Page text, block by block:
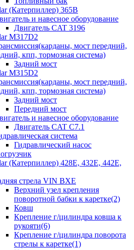
(Катерпиллер) 365B
и навесное оборудование
Двигатель CAT 3196
M317D2
мост передний,
кпп, тормозная система)
Задний мост
M315D2
мост передний,
кпп, тормозная система)
Задний мост
Передний мост
и навесное оборудование
Двигатель CAT C7.1
система
Гидравлический насос
(Катерпиллер) 428E, 432E, 442E,
стрела VIN BXE
Верхний узел крепления
поворотной бабки к каретке(2)
Ковш
Крепление г/цилиндра ковша к
рукояти(6)
Крепление г/цилиндра поворота
стрелы к каретке(1)